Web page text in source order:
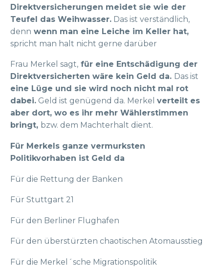
Direktversicherungen meidet sie wie der
Teufel das Weihwasser. Das ist verständlich,
denn wenn man eine Leiche im Keller hat,
spricht man halt nicht gerne darüber
Frau Merkel sagt, für eine Entschädigung der
Direktversicherten wäre kein Geld da. Das ist
eine Lüge und sie wird noch nicht mal rot
dabei. Geld ist genügend da. Merkel verteilt es
aber dort, wo es ihr mehr Wählerstimmen
bringt, bzw. dem Machterhalt dient.
Für Merkels ganze vermurksten
Politikvorhaben ist Geld da
Für die Rettung der Banken
Für Stuttgart 21
Für den Berliner Flughafen
Für den überstürzten chaotischen Atomausstieg
Für die Merkel´sche Migrationspolitik